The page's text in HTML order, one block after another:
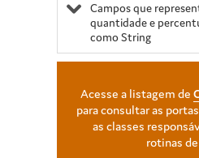
Campos que
quantidade e
como String
Acesse a listagem de
para consultar as
as classes
rotinas